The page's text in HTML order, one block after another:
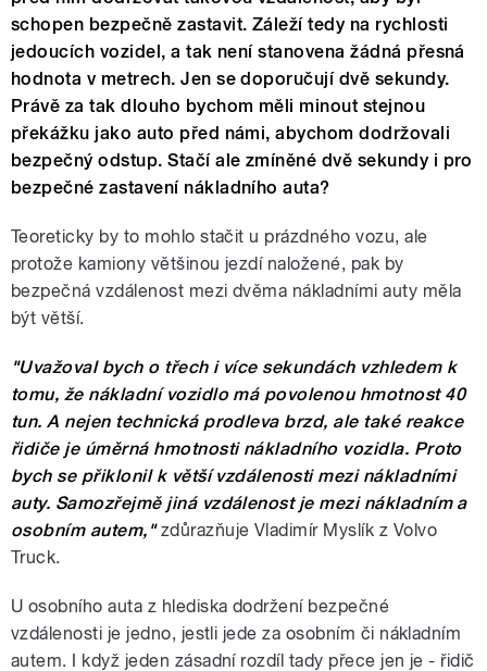
schopen bezpečně zastavit. Záleží tedy na rychlosti
jedoucích vozidel, a tak není stanovena žádná přesná
hodnota v metrech. Jen se doporučují dvě sekundy.
Právě za tak dlouho bychom měli minout stejnou
překážku jako auto před námi, abychom dodržovali
bezpečný odstup. Stačí ale zmíněné dvě sekundy i pro
bezpečné zastavení nákladního auta?
Teoreticky by to mohlo stačit u prázdného vozu, ale
protože kamiony většinou jezdí naložené, pak by
bezpečná vzdálenost mezi dvěma nákladními auty měla
být větší.
"Uvažoval bych o třech i více sekundách vzhledem k
tomu, že nákladní vozidlo má povolenou hmotnost 40
tun. A nejen technická prodleva brzd, ale také reakce
řidiče je úměrná hmotnosti nákladního vozidla. Proto
bych se přiklonil k větší vzdálenosti mezi nákladními
auty. Samozřejmě jiná vzdálenost je mezi nákladním a
osobním autem,"zdůrazňuje Vladimír Myslík z Volvo
Truck.
U osobního auta z hlediska dodržení bezpečné
vzdálenosti je jedno, jestli jede za osobním či nákladním
autem. I když jeden zásadní rozdíl tady přece jen je - řidič